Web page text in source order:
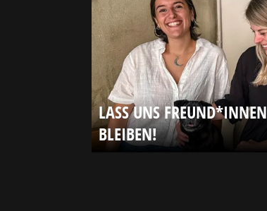
LASS UNS FREUND*INNEN
BLEIBEN!